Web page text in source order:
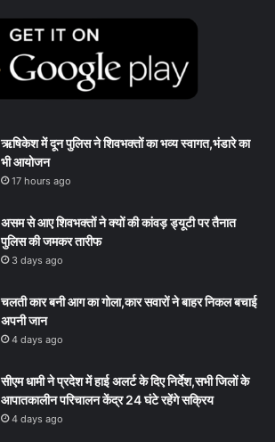
ऋषिकेश में दून पुलिस ने शिवभक्तों का भव्य स्वागत,भंडारे का
भी आयोजन
17 hours ago
असम से आए शिवभक्तों ने क्यों की कांवड़ ड्यूटी पर तैनात
पुलिस की जमकर तारीफ
3 days ago
चलती कार बनी आग का गोला,कार सवारों ने बाहर निकल बचाई
अपनी जान
4 days ago
सीएम धामी ने प्रदेश में हाई अलर्ट के दिए निर्देश,सभी जिलों के
आपातकालीन परिचालन केंद्र 24 घंटे रहेंगे सक्रिय
4 days ago